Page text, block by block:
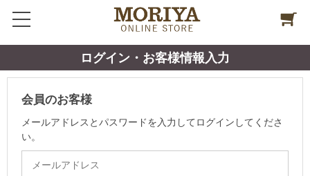
ログイン・お客様情報入力
会員のお客様
メールアドレスとパスワードを入力してログインしてくださ
い。